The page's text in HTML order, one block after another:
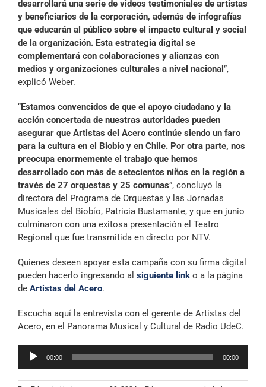
desarrollará una serie de videos testimoniales de artistas
y beneficiarios de la corporación, además de infografías
que educarán al público sobre el impacto cultural y social
de la organización. Esta estrategia digital se
complementará con colaboraciones y alianzas con
medios y organizaciones culturales a nivel nacional ”,
explicó Weber.
“Estamos convencidos de que el apoyo ciudadano y la
acción concertada de nuestras autoridades pueden
asegurar que Artistas del Acero continúe siendo un faro
para la cultura en el Biobío y en Chile. Por otra parte, nos
preocupa enormemente el trabajo que hemos
desarrollado con más de setecientos niños en la región a
través de 27 orquestas y 25 comunas”, concluyó la
directora del Programa de Orquestas y las Jornadas
Musicales del Biobío, Patricia Bustamante, y que en junio
culminaron con una exitosa presentación el Teatro
Regional que fue transmitida en directo por NTV.
Quienes deseen apoyar esta campaña con su firma digital
pueden hacerlo ingresando al siguiente link o a la página
de Artistas del Acero.
Escucha aquí la entrevista con el gerente de Artistas del
Acero, en el Panorama Musical y Cultural de Radio UdeC.
Reproductor
00:00 00:00